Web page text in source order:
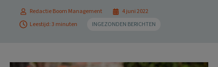
Redactie Boom Management
4 juni 2022
Leestijd: 3 minuten
INGEZONDEN BERICHTEN